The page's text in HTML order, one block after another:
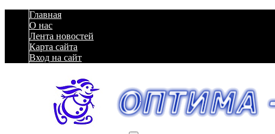
Главная
О нас
Лента новостей
Карта сайта
Вход на сайт